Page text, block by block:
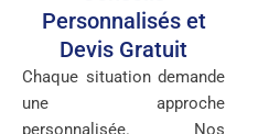
Personnalisés et
Devis Gratuit
Chaque situation demande
une approche